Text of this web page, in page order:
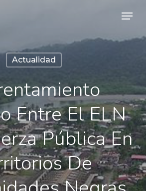
Menu
Actualidad
Entre El ELN
Pública En
De